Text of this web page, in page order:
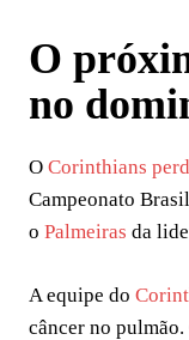
O
no
O Corinthians
Campeonato
o Palmeiras da
A equipe do
câncer no pulmão.